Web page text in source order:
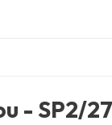
- SP2/27